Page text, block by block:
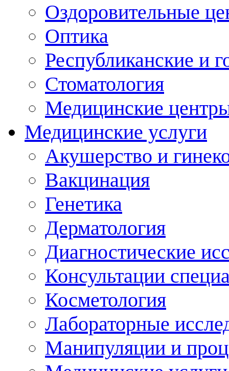
Оздоровительные
Оптика
Республиканские и
Стоматология
Медицинские
Медицинские услуги
Акушерство и
Вакцинация
Генетика
Дерматология
Диагностические
Консультации
Косметология
Лабораторные
Манипуляции и